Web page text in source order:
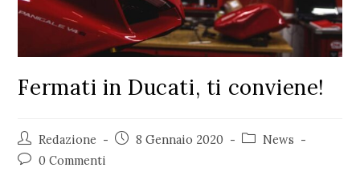
Fermati in Ducati, ti conviene!
Redazione 8 Gennaio 2020
News
0 Commenti